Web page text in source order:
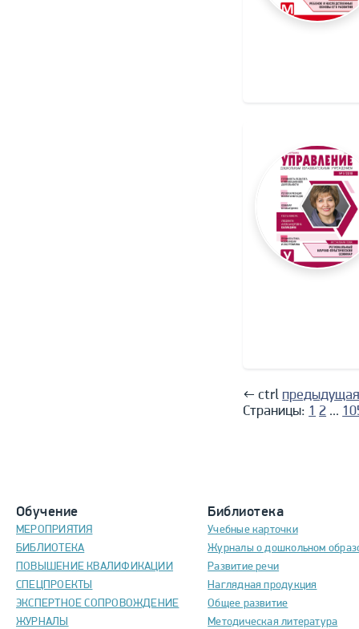
← ctrl
Страницы: 1 2 ...
Обучение
МЕРОПРИЯТИЯ
БИБЛИОТЕКА
ПОВЫШЕНИЕ КВАЛИФИКАЦИИ
СПЕЦПРОЕКТЫ
ЭКСПЕРТНОЕ СОПРОВОЖДЕНИЕ
ЖУРНАЛЫ
Библиотека
Учебные карточки
Журналы о дошкольном
Развитие речи
Наглядная продукция
Общее развитие
Методическая литература